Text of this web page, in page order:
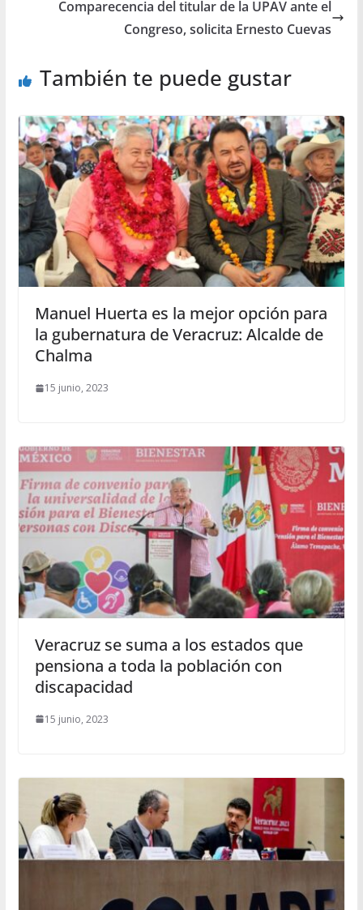
Comparecencia del titular de la UPAV ante el
Congreso, solicita Ernesto Cuevas
También te puede gustar
Manuel Huerta es la mejor opción para
la gubernatura de Veracruz: Alcalde de
Chalma
15 junio, 2023
Veracruz se suma a los estados que
pensiona a toda la población con
discapacidad
15 junio, 2023